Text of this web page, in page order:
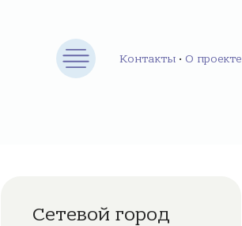
Контакты • О проекте
Сетевой город